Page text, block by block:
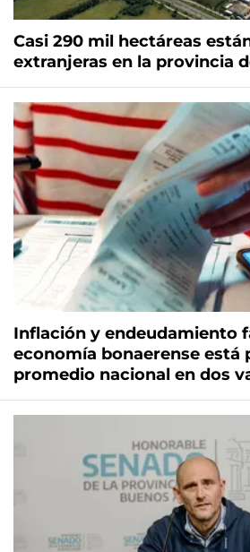
Casi 290 mil hectáreas
extranjeras en la provincia
Inflación y endeudamiento
economía bonaerense está
promedio nacional en dos